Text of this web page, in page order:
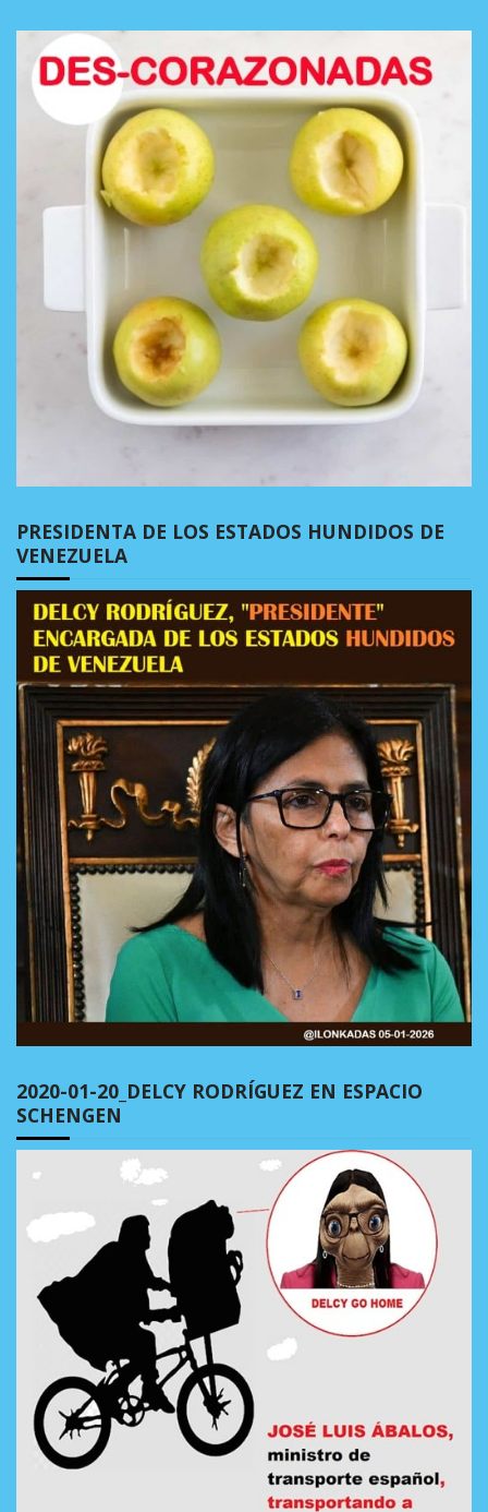
PRESIDENTA DE LOS ESTADOS HUNDIDOS DE
VENEZUELA
2020-01-20_DELCY RODRÍGUEZ EN ESPACIO
SCHENGEN